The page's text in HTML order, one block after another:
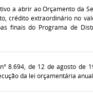
a abrir ao Orçamento da
crédito extraordinário no
finais do Programa de
8.694, de 12 de agosto de
da lei orçamentária